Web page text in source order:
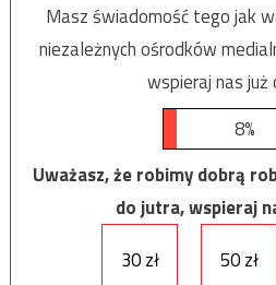
Masz świadomość tego jak
niezależnych ośrodków
wspieraj nas już
8%
Uważasz, że robimy dobrą
do jutra, wspieraj
30 zł
50 zł